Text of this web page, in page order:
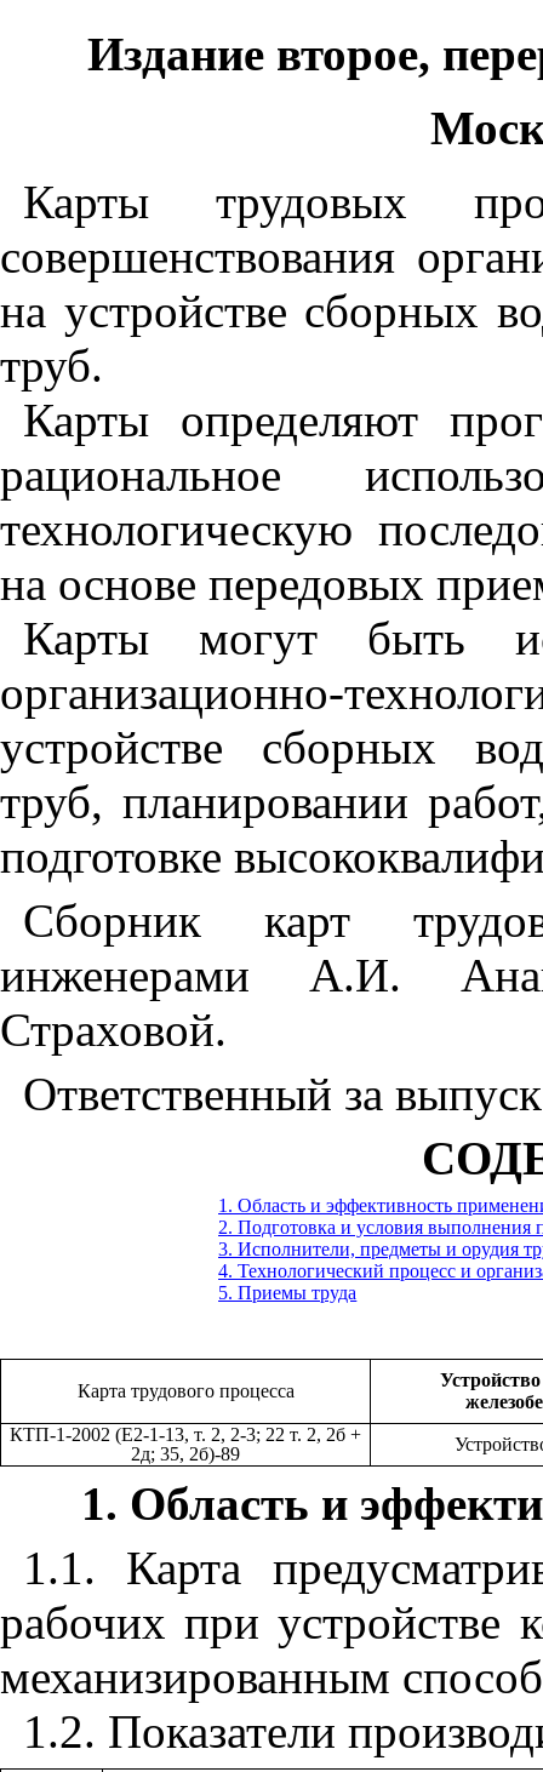
Издание второе,
Карты трудовых
совершенствования
на устройстве сборных
труб.
Карты определяют
рациональное
технологическую
на основе передовых
Карты могут быть
организационно-
устройстве сборных
труб, планировании
подготовке
Сборник карт
инженерами А.И.
Страховой.
Ответственный за
1. Область и эффективность
2. Подготовка и условия выполнения
3. Исполнители, предметы и орудия
4. Технологический процесс и
5. Приемы труда
Карта трудового процесса
КТП-1-2002 (Е2-1-13, т. 2, 2-3; 22 т. 2, 2б +
2д; 35, 2б)-89
1. Область и
1.1. Карта
рабочих при устройстве
механизированным
1.2. Показатели